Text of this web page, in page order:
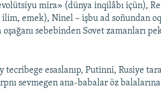
mira» (dünya inqilâbı içün),
emek), Ninel – işbu ad soñundan
sebebinden Sovet zamanları
tecribege esaslanıp, Putinni, Rusiye
sevmegen ana-babalar öz balalarına